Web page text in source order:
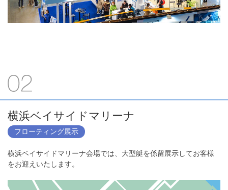
横浜ベイサイドマリーナ
フローティング展示
横浜ベイサイドマリーナ会場では、大型艇を係留展示してお客様
をお迎えいたします。